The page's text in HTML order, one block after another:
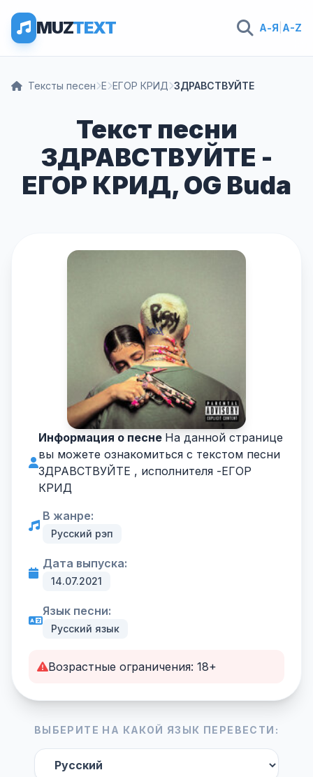
MUZTEXT А-Я A-Z
Тексты песен Е ЕГОР КРИД ЗДРАВСТВУЙТЕ
Текст песни
ЗДРАВСТВУЙТЕ -
ЕГОР КРИД, OG Buda
Информация о песне На данной странице
вы можете ознакомиться с текстом песни
ЗДРАВСТВУЙТЕ , исполнителя -ЕГОР
КРИД
В жанре:
Русский рэп
Дата выпуска:
14.07.2021
Язык песни:
Русский язык
Возрастные ограничения: 18+
ВЫБЕРИТЕ НА КАКОЙ ЯЗЫК ПЕРЕВЕСТИ: